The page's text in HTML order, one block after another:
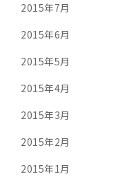
2015年7月
2015年6月
2015年5月
2015年4月
2015年3月
2015年2月
2015年1月